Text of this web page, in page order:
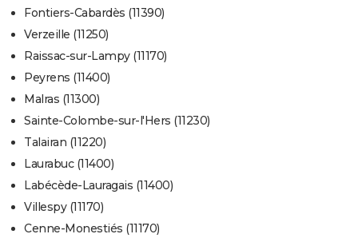
Fontiers-Cabardès (11390)
Verzeille (11250)
Raissac-sur-Lampy (11170)
Peyrens (11400)
Malras (11300)
Sainte-Colombe-sur-l'Hers (11230)
Talairan (11220)
Laurabuc (11400)
Labécède-Lauragais (11400)
Villespy (11170)
Cenne-Monestiés (11170)